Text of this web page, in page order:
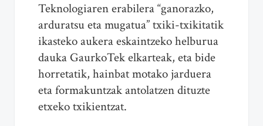
Teknologiaren erabilera “ganorazko,
arduratsu eta mugatua” txiki-txikitatik
ikasteko aukera eskaintzeko helburua
dauka GaurkoTek elkarteak, eta bide
horretatik, hainbat motako jarduera
eta formakuntzak antolatzen dituzte
etxeko txikientzat.